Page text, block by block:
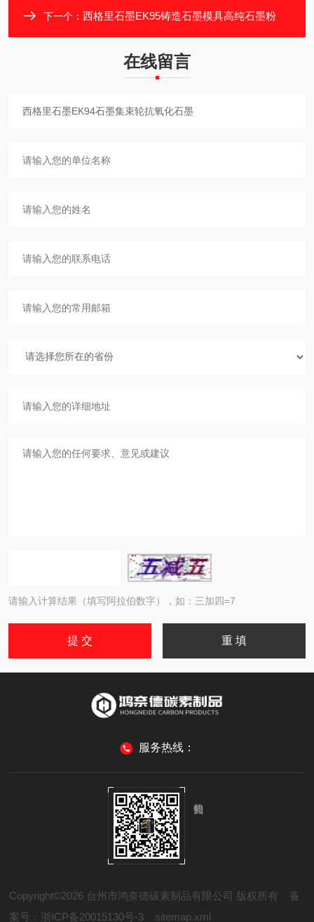
下一个： 西格里石墨EK95铸造石墨模具高纯石墨粉
在线留言
请输入计算结果（填写阿拉伯数字），如：三加四=7
服务热线：
Copyright©2026 台州市鸿奈德碳素制品有限公司 版权所有 备
案号：浙ICP备20015130号-3
sitemap.xml